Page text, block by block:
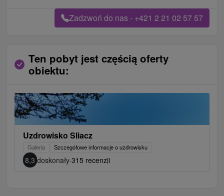
Zadzwoń do nas - +421 2 21 02 57 57
Ten pobyt jest częścią oferty
obiektu:
Uzdrowisko Sliacz
Galeria Szczegółowe informacje o uzdrowisku
8,3 doskonały·315 recenzji